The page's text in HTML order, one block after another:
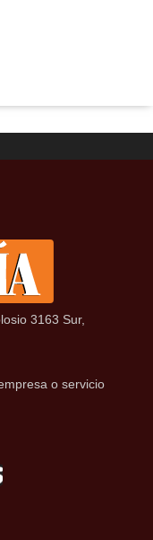
3163 Sur,
o servicio